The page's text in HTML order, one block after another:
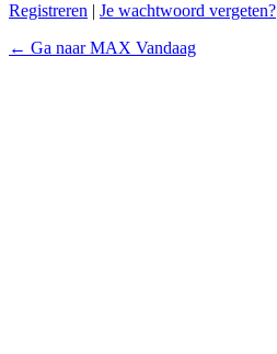
Registreren | Je wachtwoord vergeten?
← Ga naar MAX Vandaag